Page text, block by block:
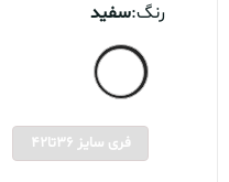
رنگ:سفید
فری سایز 36تا42